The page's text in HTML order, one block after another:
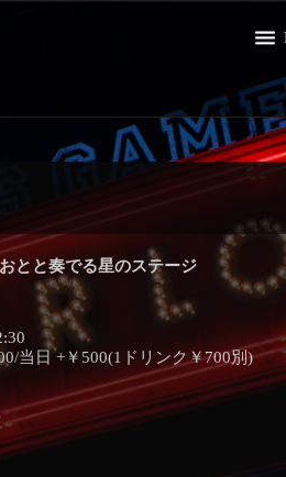
とと奏でる星のステージ
当日 +￥500(1ドリンク￥700別)